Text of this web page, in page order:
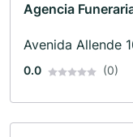
Agencia
Avenida Allende
0.0 (0)